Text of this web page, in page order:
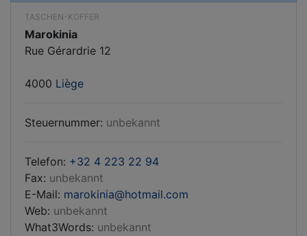
TASCHEN-KOFFER
Marokinia
Rue Gérardrie 12
4000 Liège
Steuernummer: unbekannt
Telefon: +32 4 223 22 94
Fax: unbekannt
E-Mail: marokinia
hotmail.com
Web: unbekannt
What3Words: unbekannt